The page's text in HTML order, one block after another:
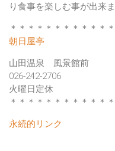
り食事を楽しむ事が出来ま
＊＊＊＊＊＊＊＊＊＊＊
朝日屋亭
山田温泉 風景館前
026-242-2706
火曜日定休
＊＊＊＊＊＊＊＊＊＊＊
永続的リンク